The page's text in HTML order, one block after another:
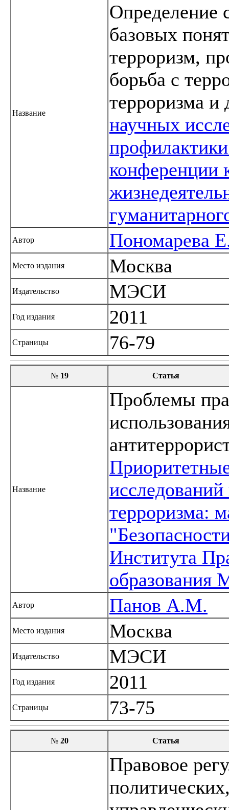
Название
Определение
базовых
терроризм,
борьба с
терроризма
научных
конференции
Автор Пономарева
Место издания Москва
Издательство МЭСИ
Год издания 2011
Страницы 76-79
№ 19 Статья
Название
Проблемы
терроризма:
Института
Автор Панов A.M.
Место издания Москва
Издательство МЭСИ
Год издания 2011
Страницы 73-75
№ 20 Статья
Правовое